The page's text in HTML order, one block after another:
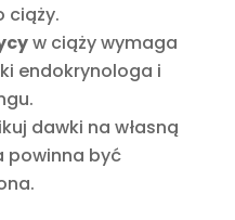
ciąży.
w ciąży wymaga
endokrynologa i
dawki na własną
powinna być